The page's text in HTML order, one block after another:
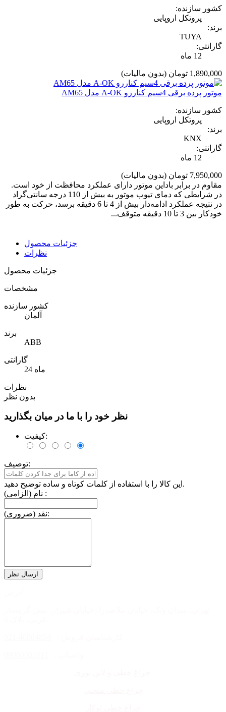
کشور سازنده:
پروتکل اروپایی
برند:
TUYA
گارانتی:
12 ماه
1,890,000 تومان (بدون مالیات)
موتور پرده برقی 4سیم کناررو A-OK مدل AM65
کشور سازنده:
پروتکل اروپایی
برند:
KNX
گارانتی:
12 ماه
7,950,000 تومان
(بدون مالیات)
مقاوم در برابر باداین موتور دارای عملکرد محافظت از خود است.
در شرایطی که دمای تیوب موتور به بیش از 110 درجه سانتی‌گراد
در نتیجه عملکرد ادامه‌دار بیش از 4 تا 6 دقیقه برسد، حرکت به طور
خودکار بین 3 تا 10 دقیقه متوقف...
جزئیات محصول
نظرات
جزئیات محصول
مشخصات
کشور سازنده
آلمان
برند
ABB
گارانتی
24 ماه
نظرات
بدون نظر
نظر خود را با ما در میان بگذارید
کیفیت:
توصیف:
این کالا را با استفاده از کلمات کوتاه و ساده توضیح دهید.
نام (الزامی) :
نقد (ضروری):